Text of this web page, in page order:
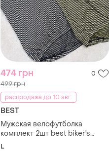
474 грн 0
499 грн
распродажа до 10 авг.
BEST
Мужская велофутболка
комплект 2шт best biker's
factory l
L